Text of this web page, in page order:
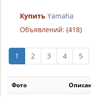
Купить Yamaha
Объявлений: (418)
1 2 3 4 5
Фото